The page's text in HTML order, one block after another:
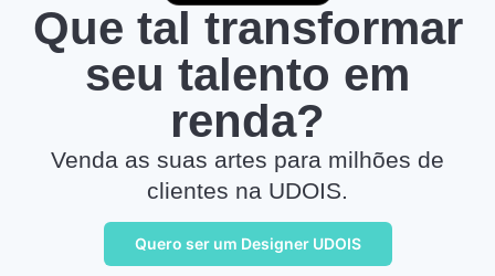
Que tal transformar
seu talento em
renda?
Venda as suas artes para milhões de
clientes na UDOIS.
Quero ser um Designer UDOIS